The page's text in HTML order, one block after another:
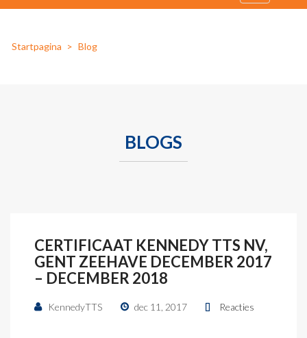
navigation
Startpagina Blog
BLOGS
CERTIFICAAT KENNEDY TTS NV,
GENT ZEEHAVE DECEMBER 2017
– DECEMBER 2018
KennedyTTS dec 11, 2017 Reacties